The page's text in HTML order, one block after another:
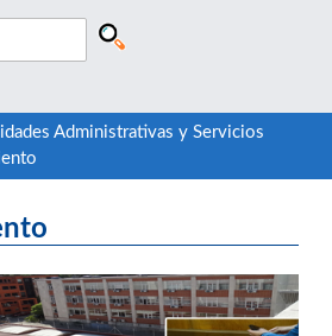
Administrativas y Servicios